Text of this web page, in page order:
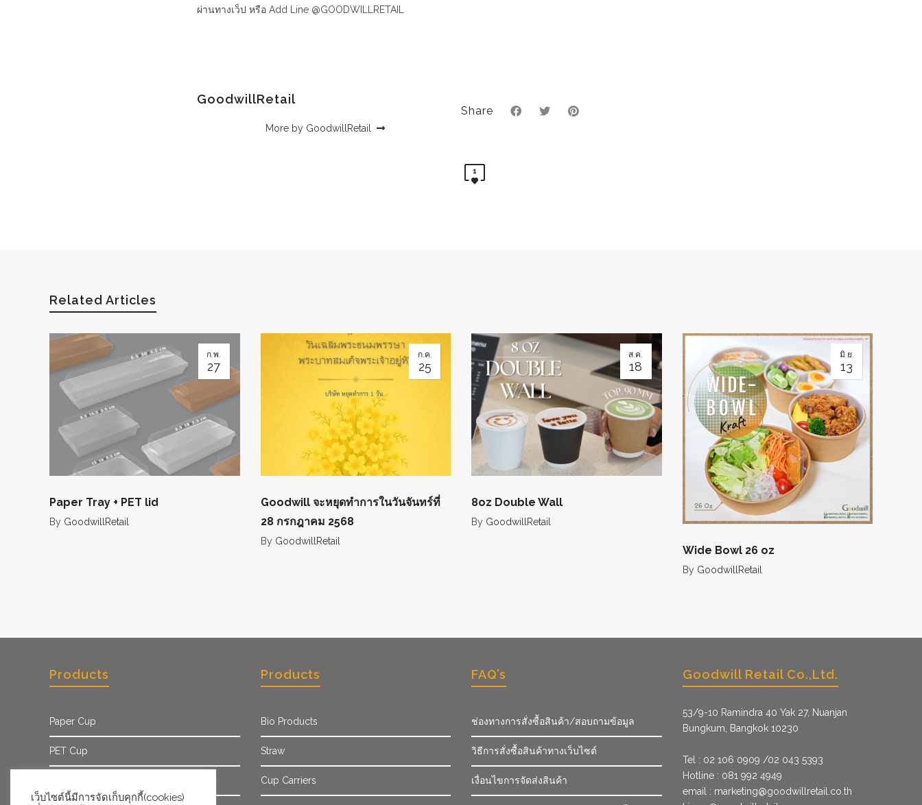
ผ่านทางเว็ป หรือ Add Line @GOODWILLRETAIL
GoodwillRetail
More by GoodwillRetail
Share
1
Related Articles
ก.พ.
27
Paper Tray + PET lid
By GoodwillRetail
ก.ค.
25
Goodwill จะหยุดทำการในวันจันทร์ที่
28 กรกฎาคม 2568
By GoodwillRetail
ส.ค.
18
8oz Double Wall
By GoodwillRetail
มิ.ย.
13
Wide Bowl 26 oz
By GoodwillRetail
Products
Paper Cup
PET Cup
Products
Bio Products
Straw
Cup Carriers
FAQ’s
ช่องทางการสั่งซื้อสินค้า/สอบถามข้อมูล
วิธีการสั่งซื้อสินค้าทางเว็บไซต์
เงื่อนไขการจัดส่งสินค้า
Goodwill Retail Co.,Ltd.
53/9­-10 Ramindra 40 Yak 27, Nuanjan
Bungkum, Bangkok 10230
Tel : 02 106 0909 /02 043 5393
Hotline : 081 992 4949
email : marketing@goodwillretail.co.th
เว็บไซต์นี้มีการจัดเก็บคุกกี้(cookies)